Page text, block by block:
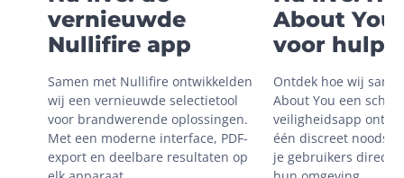
vernieuwde
Nullifire app
Samen met Nullifire ontwikkelden
wij een vernieuwde selectietool
voor brandwerende oplossingen.
Met een moderne interface, PDF-
export en deelbare resultaten op
About You
voor hulp
onveilige
situaties
Ontdek hoe wij
About You een
veiligheidsapp
één discreet
je gebruikers direct